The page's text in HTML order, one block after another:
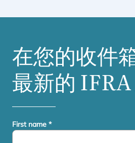
在您的收件
最新的 IFRA
First name *